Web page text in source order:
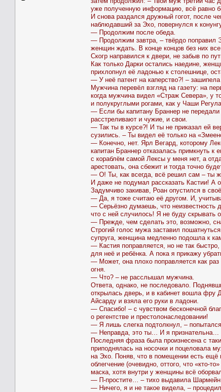
уже полученную информацию, всё равно
И снова раздался дружный гогот, после
наблюдавший за Эхо, повернулся к
— Продолжим после обеда.
— Продолжим завтра, – твёрдо поправил
женщин ждать. В конце концов без них
Скогр направился к двери, не забыв по
Как только Дарки остались наедине,
прихлопнул её ладонью к столешнице,
— У неё патент на каперство?! –
Мужчина перевёл взгляд на газету: на
когда мужчина видел «Страж Севера», у
и полукруглыми рогами, как у Чаши
— Если бы капитану Браннер не передали
расстреливают и чужие, и свои.
— Так ты в курсе?! И ты не приказал ей
сузились. – Ты видел её только на
— Конечно, нет. Ярл Вегард, которому
капитан Браннер отказалась примкнуть к
с кораблём самой Лексы у меня нет, а
арестовать, она сбежит и тогда точно
— О! Ты, как всегда, всё решил сам – ты
И даже не подумал рассказать Кастии! А
Задумчиво закивав, Роан опустился в
— Да, я тоже считаю её другом. И,
— Серьёзно думаешь, что неизвестность
что с ней случилось! Я не буду скрывать
— Прежде, чем сделать это, возможно,
Строгий голос мужа заставил
супруга, женщина медленно подошла к
— Кастия поправляется, но не так
для неё и ребёнка. А пока я прикажу
— Может, она плохо поправляется как
огня.
— Что? – не расслышал мужчина.
Ответа, однако, не последовало.
открылась дверь, и в кабинет вошла фру
Айсарду и взяла его руки в ладони.
— Спасибо! – с чувством бесконечной
о регентстве и престолонаследовании!
— Я лишь слегка подтолкнул, –
— Неправда, это ты… И я признательна…
Последняя фраза была произнесена с
приподнялась на носочки и поцеловала
на Эхо. Поняв, что в помещении есть ещё
облегчение (очевидно, оттого, что «кто-
маска, хотя внутри у женщины всё
— П-простите… – тихо выдавила
— Ничего, я и не такое видела, –